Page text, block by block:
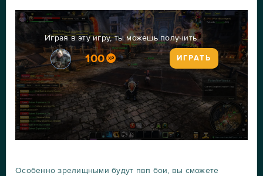
Играя в эту игру, ты можешь получить
100 ИГРАТЬ
Особенно зрелищными будут пвп бои, вы сможете